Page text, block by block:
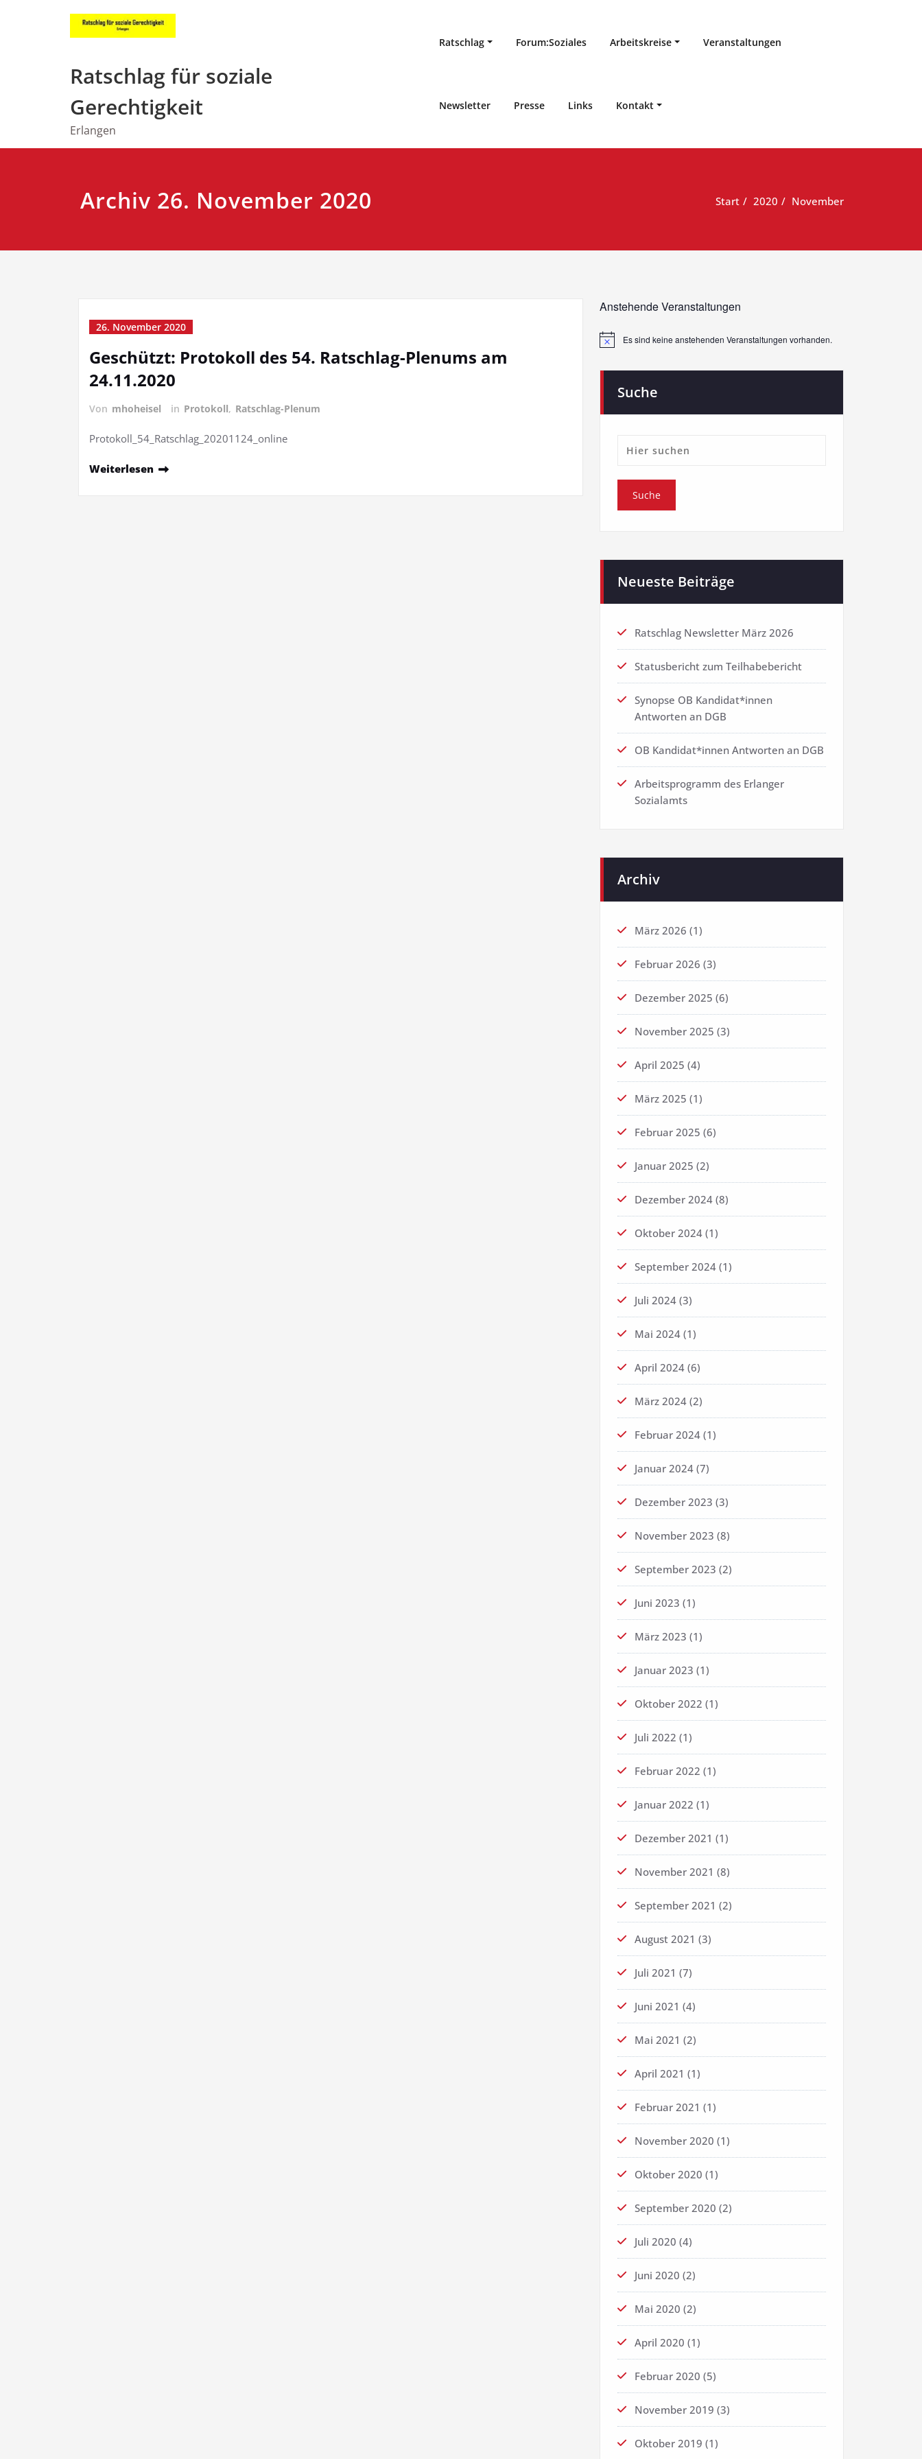
Ratschlag für soziale
Gerechtigkeit
Erlangen
Ratschlag Forum:Soziales Arbeitskreise Veranstaltungen
Newsletter Presse Links Kontakt
Archiv 26. November 2020 Start 2020 November
26. November 2020
Geschützt: Protokoll des 54. Ratschlag-Plenums am
24.11.2020
Von mhoheisel in Protokoll, Ratschlag-Plenum
Protokoll_54_Ratschlag_20201124_online
Weiterlesen
Anstehende Veranstaltungen
HinweisEs sind keine anstehenden Veranstaltungen vorhanden.
Suche
Neueste Beiträge
Ratschlag Newsletter März 2026
Statusbericht zum Teilhabebericht
Synopse OB Kandidat*innen
Antworten an DGB
OB Kandidat*innen Antworten an DGB
Arbeitsprogramm des Erlanger
Sozialamts
Archiv
März 2026 (1)
Februar 2026 (3)
Dezember 2025 (6)
November 2025 (3)
April 2025 (4)
März 2025 (1)
Februar 2025 (6)
Januar 2025 (2)
Dezember 2024 (8)
Oktober 2024 (1)
September 2024 (1)
Juli 2024 (3)
Mai 2024 (1)
April 2024 (6)
März 2024 (2)
Februar 2024 (1)
Januar 2024 (7)
Dezember 2023 (3)
November 2023 (8)
September 2023 (2)
Juni 2023 (1)
März 2023 (1)
Januar 2023 (1)
Oktober 2022 (1)
Juli 2022 (1)
Februar 2022 (1)
Januar 2022 (1)
Dezember 2021 (1)
November 2021 (8)
September 2021 (2)
August 2021 (3)
Juli 2021 (7)
Juni 2021 (4)
Mai 2021 (2)
April 2021 (1)
Februar 2021 (1)
November 2020 (1)
Oktober 2020 (1)
September 2020 (2)
Juli 2020 (4)
Juni 2020 (2)
Mai 2020 (2)
April 2020 (1)
Februar 2020 (5)
November 2019 (3)
Oktober 2019 (1)